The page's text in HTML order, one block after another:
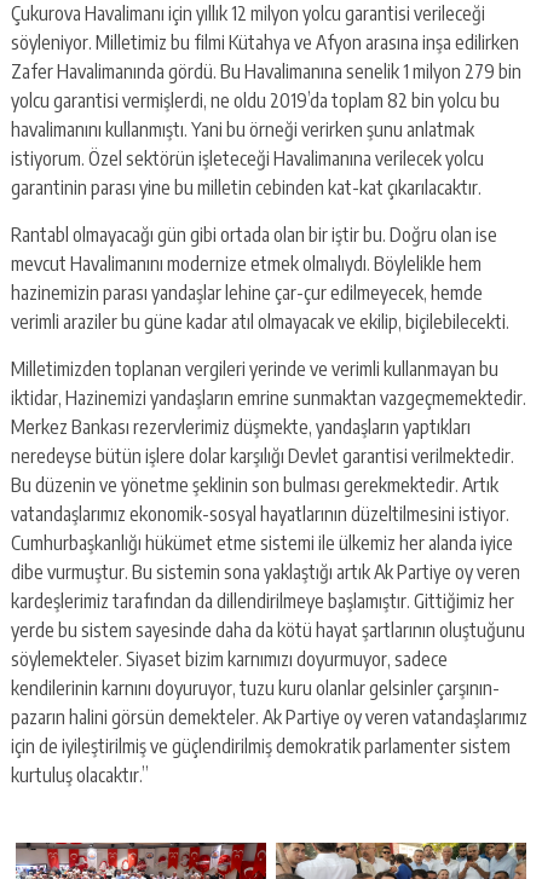
Çukurova Havalimanı için yıllık 12 milyon yolcu garantisi verileceği
söyleniyor. Milletimiz bu filmi Kütahya ve Afyon arasına inşa edilirken
Zafer Havalimanında gördü. Bu Havalimanına senelik 1 milyon 279 bin
yolcu garantisi vermişlerdi, ne oldu 2019’da toplam 82 bin yolcu bu
havalimanını kullanmıştı. Yani bu örneği verirken şunu anlatmak
istiyorum. Özel sektörün işleteceği Havalimanına verilecek yolcu
garantinin parası yine bu milletin cebinden kat-kat çıkarılacaktır.
Rantabl olmayacağı gün gibi ortada olan bir iştir bu. Doğru olan ise
mevcut Havalimanını modernize etmek olmalıydı. Böylelikle hem
hazinemizin parası yandaşlar lehine çar-çur edilmeyecek, hemde
verimli araziler bu güne kadar atıl olmayacak ve ekilip, biçilebilecekti.
Milletimizden toplanan vergileri yerinde ve verimli kullanmayan bu
iktidar, Hazinemizi yandaşların emrine sunmaktan vazgeçmemektedir.
Merkez Bankası rezervlerimiz düşmekte, yandaşların yaptıkları
neredeyse bütün işlere dolar karşılığı Devlet garantisi verilmektedir.
Bu düzenin ve yönetme şeklinin son bulması gerekmektedir. Artık
vatandaşlarımız ekonomik-sosyal hayatlarının düzeltilmesini istiyor.
Cumhurbaşkanlığı hükümet etme sistemi ile ülkemiz her alanda iyice
dibe vurmuştur. Bu sistemin sona yaklaştığı artık Ak Partiye oy veren
kardeşlerimiz tarafından da dillendirilmeye başlamıştır. Gittiğimiz her
yerde bu sistem sayesinde daha da kötü hayat şartlarının oluştuğunu
söylemekteler. Siyaset bizim karnımızı doyurmuyor, sadece
kendilerinin karnını doyuruyor, tuzu kuru olanlar gelsinler çarşının-
pazarın halini görsün demekteler. Ak Partiye oy veren vatandaşlarımız
için de iyileştirilmiş ve güçlendirilmiş demokratik parlamenter sistem
kurtuluş olacaktır.”